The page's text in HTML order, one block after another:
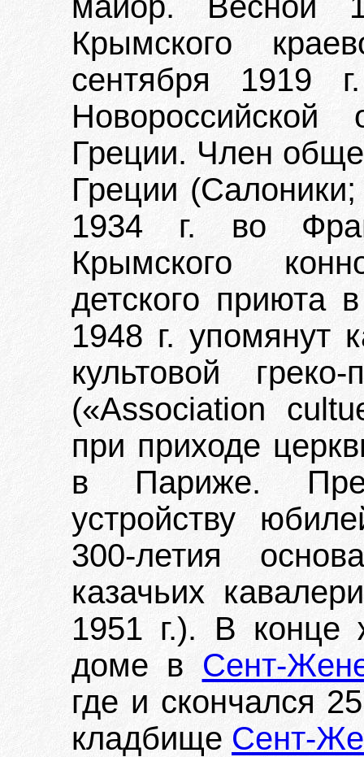
Крымского
сентября 1919
Греции. Член
Греции
1934 г. во
Крымского
детского
1948 г. упомянут
культовой
(«Association
при приходе
в Париже.
устройству
300-летия
казачьих
1951 г.). В конце
доме в Сент-
где и скончался
кладбище Сент-